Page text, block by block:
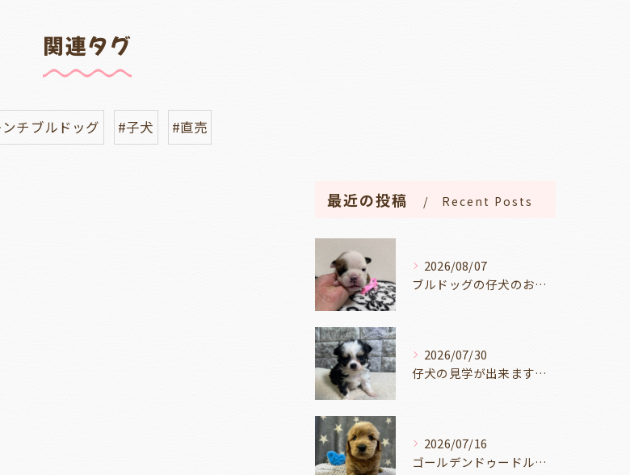
関連タグ
チブルドッグ #子犬 #直売
最近の投稿 Recent Posts
2026/08/07
ブルドッグの仔犬のお目目があきました👀💑🐶岐阜県養老町のブリーダーワンダフルパピーです。
2026/07/30
仔犬の見学が出来ます🐶岐阜県養老町のブリーダーワンダフルパピーです。
2026/07/16
ゴールデンドゥードルの仔犬の見学が出来ます🐶🐶🐶岐阜県養老町のブリーダーワンダフルパピーです。